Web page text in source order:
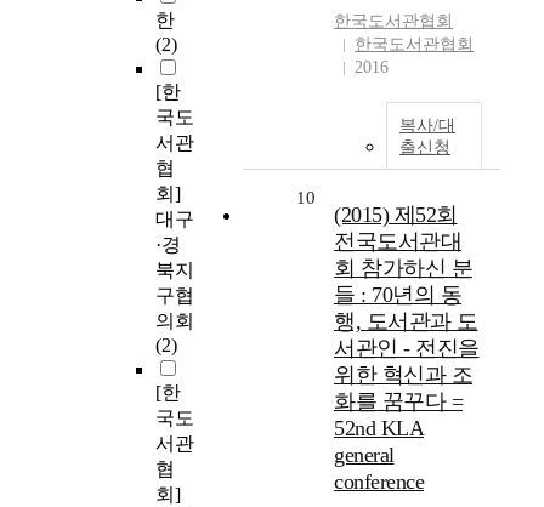
한
(2)
[한
국도
서관
협
회]
대구
·경
북지
구협
의회
(2)
[한
국도
서관
협
회]
한국도서관협회
한국도서관협회
2016
복사/대
출신청
10
(2015) 제52회
전국도서관대
회 참가하신 분
들 : 70년의 동
행, 도서관과 도
서관인 - 전진을
위한 혁신과 조
화를 꿈꾸다 =
52nd KLA
general
conference